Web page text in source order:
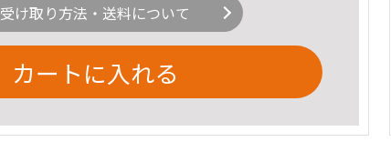
受け取り方法・送料について
カートに入れる